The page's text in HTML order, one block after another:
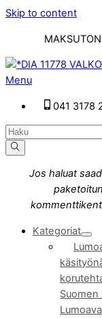
Skip to content
Menu
041 3178
Jos haluat
Kategoriat
Suomen